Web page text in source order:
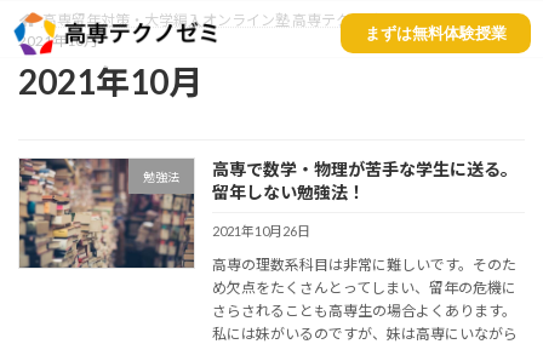
まずは無料体験授業
高専留年対策・大学編入オンライン塾 高専テクノゼミ
Blog
2021年10月
2021年10月
勉強法
高専で数学・物理が苦手な学生に送る。
留年しない勉強法！
2021年10月26日
高専の理数系科目は非常に難しいです。そのた
め欠点をたくさんとってしまい、留年の危機に
さらされることも高専生の場合よくあります。
私には妹がいるのですが、妹は高専にいながら